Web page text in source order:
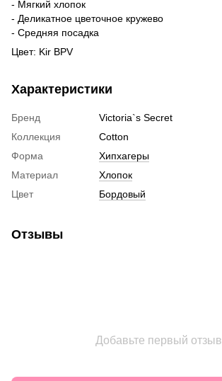
- Мягкий хлопок
- Деликатное цветочное кружево
- Средняя посадка
Цвет: Kir BPV
Характеристики
Бренд
Victoria`s Secret
Коллекция
Cotton
Форма
Хипхагеры
Материал
Хлопок
Цвет
Бордовый
Отзывы
Добавьте первый отзыв